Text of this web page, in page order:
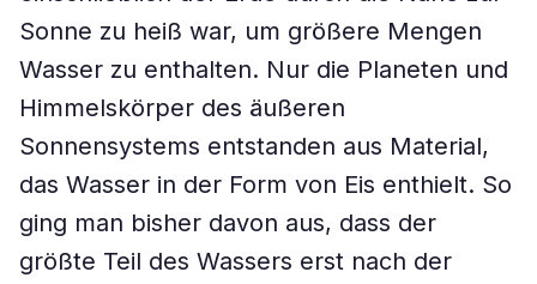
Sonne zu heiß war, um größere Mengen
Wasser zu enthalten. Nur die Planeten und
Himmelskörper des äußeren
Sonnensystems entstanden aus Material,
das Wasser in der Form von Eis enthielt. So
ging man bisher davon aus, dass der
größte Teil des Wassers erst nach der